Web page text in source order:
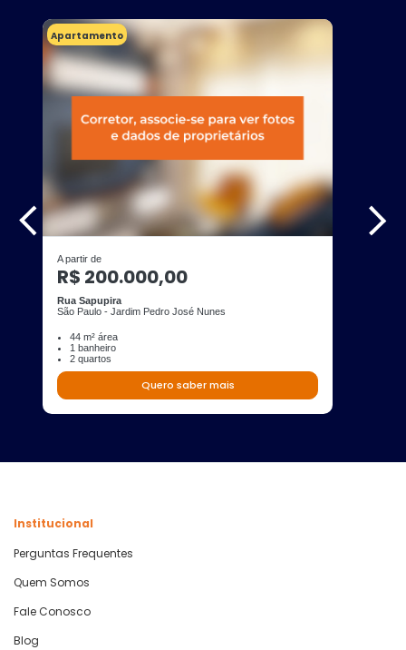
Apartamento
A partir de
R$ 200.000,00
Rua Sapupira
São Paulo - Jardim Pedro José Nunes
44 m² área
1 banheiro
2 quartos
Quero saber mais
Institucional
Perguntas Frequentes
Quem Somos
Fale Conosco
Blog